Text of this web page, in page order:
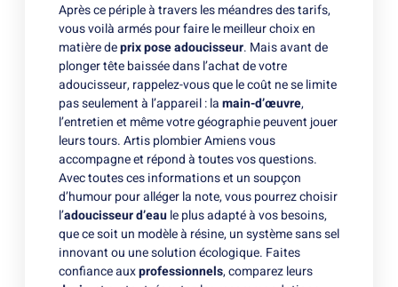
Après ce périple à travers les méandres des tarifs,
vous voilà armés pour faire le meilleur choix en
matière deprix pose adoucisseur. Mais avant de
plonger tête baissée dans l’achat de votre
adoucisseur, rappelez-vous que le coût ne se limite
pas seulement à l’appareil : lamain-d’œuvre,
l’entretien et même votre géographie peuvent jouer
leurs tours. Artisplombier Amiensvous
accompagne et répond à toutes vos questions.
Avec toutes ces informations et un soupçon
d’humour pour alléger la note, vous pourrez choisir
l’adoucisseur d’eaule plus adapté à vos besoins,
que ce soit un modèle à résine, un système sans sel
innovant ou une solution écologique. Faites
confiance auxprofessionnels, comparez leurs